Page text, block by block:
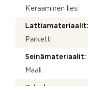
Keraaminen liesi
Lattiamateriaalit:
Parketti
Seinämateriaalit:
Maali